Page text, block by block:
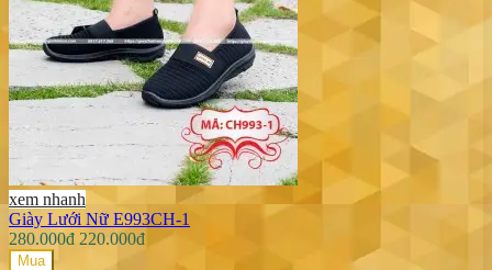
xem nhanh
Giày Lưới Nữ E993CH-1
280.000đ 220.000đ
Mua